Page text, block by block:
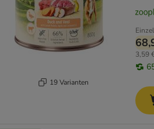
19 Varianten
3,59